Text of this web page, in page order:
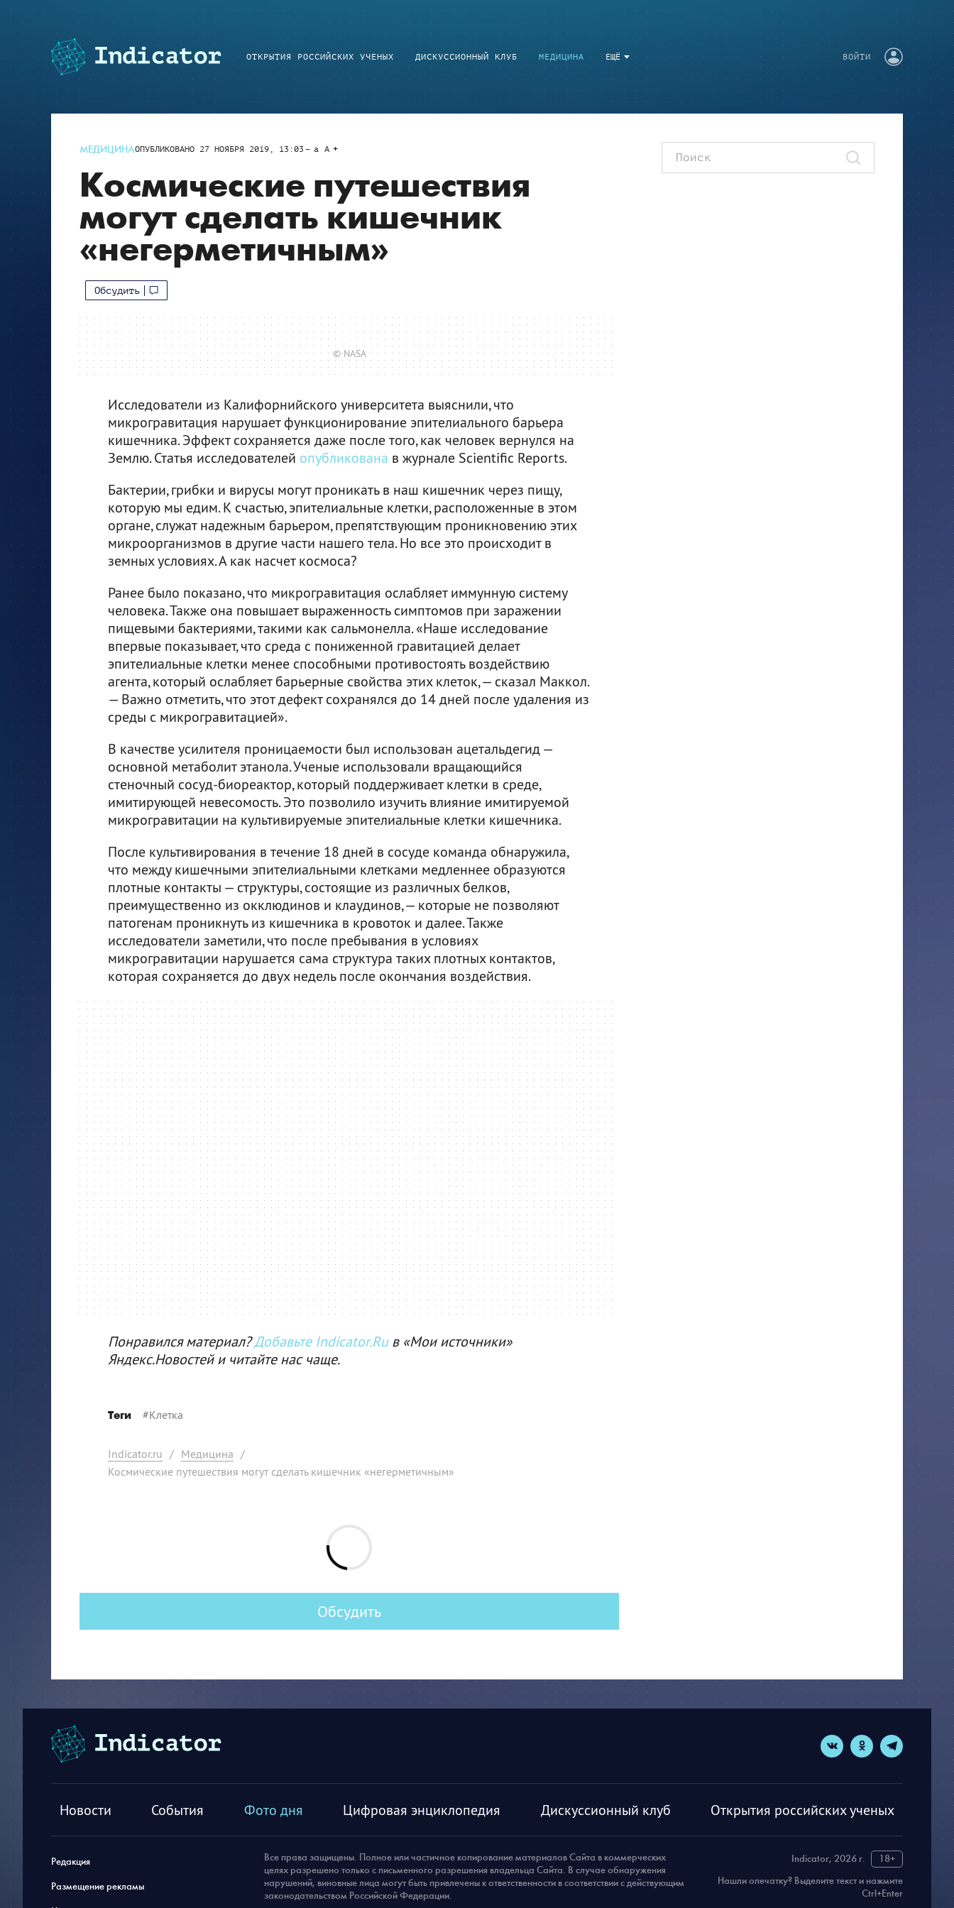
ЕЩЁ
ОТКРЫТИЯ РОССИЙСКИХ УЧЕНЫХ ДИСКУССИОННЫЙ КЛУБ МЕДИЦИНА ВОЙТИ
МЕДИЦИНАОПУБЛИКОВАНО 27 НОЯБРЯ 2019, 13:03 a A
Космические путешествия
могут сделать кишечник
«негерметичным»
Обсудить
© NASA
Исследователи из Калифорнийского университета выяснили, что
микрогравитация нарушает функционирование эпителиального барьера
кишечника. Эффект сохраняется даже после того, как человек вернулся на
Землю. Статья исследователей опубликована в журнале Scientific Reports.
Бактерии, грибки и вирусы могут проникать в наш кишечник через пищу,
которую мы едим. К счастью, эпителиальные клетки, расположенные в этом
органе, служат надежным барьером, препятствующим проникновению этих
микроорганизмов в другие части нашего тела. Но все это происходит в
земных условиях. А как насчет космоса?
Ранее было показано, что микрогравитация ослабляет иммунную систему
человека. Также она повышает выраженность симптомов при заражении
пищевыми бактериями, такими как сальмонелла. «Наше исследование
впервые показывает, что среда с пониженной гравитацией делает
эпителиальные клетки менее способными противостоять воздействию
агента, который ослабляет барьерные свойства этих клеток, — сказал Маккол.
— Важно отметить, что этот дефект сохранялся до 14 дней после удаления из
среды с микрогравитацией».
В качестве усилителя проницаемости был использован ацетальдегид —
основной метаболит этанола. Ученые использовали вращающийся
стеночный сосуд-биореактор, который поддерживает клетки в среде,
имитирующей невесомость. Это позволило изучить влияние имитируемой
микрогравитации на культивируемые эпителиальные клетки кишечника.
После культивирования в течение 18 дней в сосуде команда обнаружила,
что между кишечными эпителиальными клетками медленнее образуются
плотные контакты — структуры, состоящие из различных белков,
преимущественно из окклюдинов и клаудинов, — которые не позволяют
патогенам проникнуть из кишечника в кровоток и далее. Также
исследователи заметили, что после пребывания в условиях
микрогравитации нарушается сама структура таких плотных контактов,
которая сохраняется до двух недель после окончания воздействия.
Понравился материал?Добавьте Indicator.Ruв «Мои источники»
Яндекс.Новостей и читайте нас чаще.
Теги #Клетка
Indicator.ru / Медицина /
Космические путешествия могут сделать кишечник «негерметичным»
Обсудить
Новости События Фото дня Цифровая энциклопедия Дискуссионный клуб Открытия российских ученых
Редакция
Размещение рекламы
Indicator, 2026 г.
18+
Нашли опечатку? Выделите текст и нажмите
Ctrl+Enter
Все права защищены. Полное или частичное копирование материалов Сайта в коммерческих
целях разрешено только с письменного разрешения владельца Сайта. В случае обнаружения
нарушений, виновные лица могут быть привлечены к ответственности в соответствии с действующим
законодательством Российской Федерации.